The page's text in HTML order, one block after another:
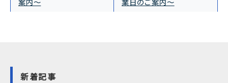
新着記事